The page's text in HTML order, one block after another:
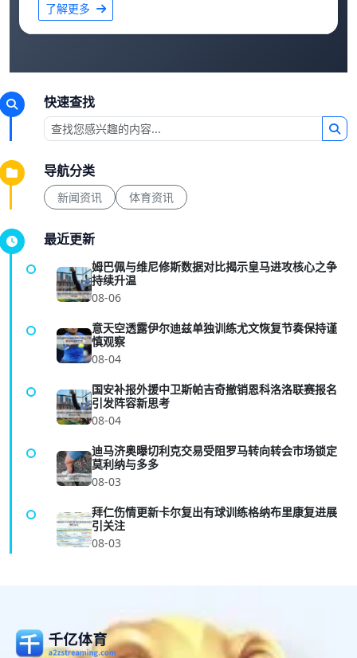
了解更多
快速查找
导航分类
新闻资讯 体育资讯
最近更新
姆巴佩与维尼修斯数据对比揭示皇马进攻核心之争
持续升温
08-06
意天空透露伊尔迪兹单独训练尤文恢复节奏保持谨
慎观察
08-04
国安补报外援中卫斯帕吉奇撤销恩科洛洛联赛报名
引发阵容新思考
08-04
迪马济奥曝切利克交易受阻罗马转向转会市场锁定
莫利纳与多多
08-03
拜仁伤情更新卡尔复出有球训练格纳布里康复进展
引关注
08-03